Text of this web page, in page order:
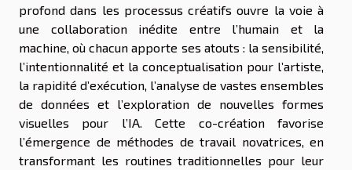
profond dans les processus créatifs ouvre la voie à
une collaboration inédite entre l’humain et la
machine, où chacun apporte ses atouts : la sensibilité,
l’intentionnalité et la conceptualisation pour l’artiste,
la rapidité d’exécution, l’analyse de vastes ensembles
de données et l’exploration de nouvelles formes
visuelles pour l’IA. Cette co-création favorise
l’émergence de méthodes de travail novatrices, en
transformant les routines traditionnelles pour leur